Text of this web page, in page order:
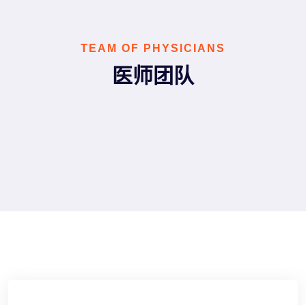
TEAM OF PHYSICIANS
医师团队